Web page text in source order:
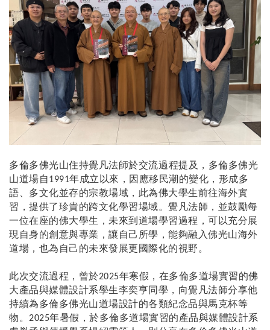
多倫多佛光山住持覺凡法師於交流過程提及， 多倫多佛光
山道場自1991年成立以來，因應移民潮的變化，形成多
語、多文化並存的宗教場域，此為佛大學生前往海外實
習，提供了珍貴的跨文化學習場域。 覺凡法師，並鼓勵每
一位在座的佛大學生，未來到道場學習過程，可以充分展
現自身的創意與專業，讓自己所學，能夠融入佛光山海外
道場，也為自己的未來發展更國際化的視野。
此次交流過程，曾於2025年寒假，在多倫多道場實習的佛
大產品與媒體設計系學生李奕亨同學，向覺凡法師分享他
持續為多倫多佛光山道場設計的各類紀念品與馬克杯等
物。 2025年暑假，於多倫多道場實習的產品與媒體設計系